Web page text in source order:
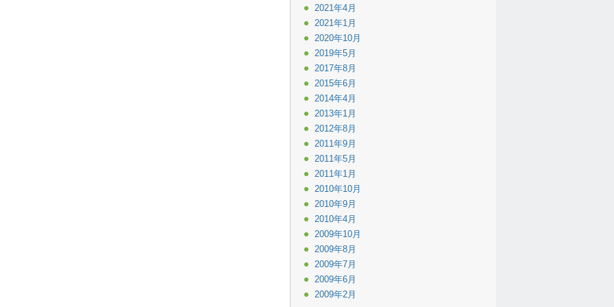
2021年4月
2021年1月
2020年10月
2019年5月
2017年8月
2015年6月
2014年4月
2013年1月
2012年8月
2011年9月
2011年5月
2011年1月
2010年10月
2010年9月
2010年4月
2009年10月
2009年8月
2009年7月
2009年6月
2009年2月